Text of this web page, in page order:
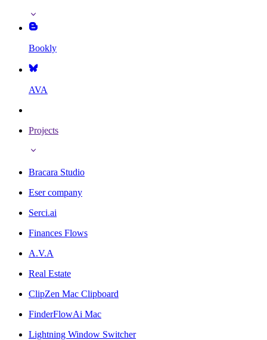
Bookly
AVA
Projects
Bracara Studio
Eser company
Serci.ai
Finances Flows
A.V.A
Real Estate
ClipZen Mac Clipboard
FinderFlowAi Mac
Lightning Window Switcher